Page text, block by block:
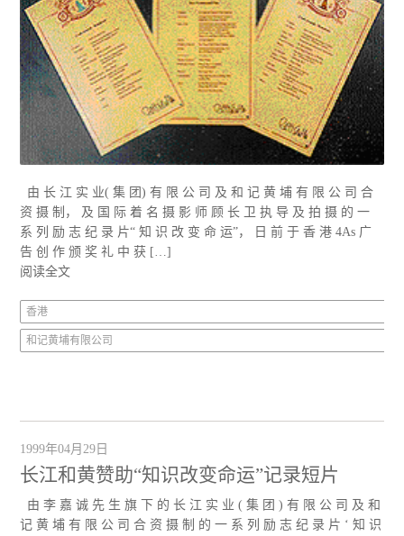
由 长 江 实 业( 集 团) 有 限 公 司 及 和 记 黄 埔 有 限 公 司 合
资 摄 制， 及 国 际 着 名 摄 影 师 顾 长 卫 执 导 及 拍 摄 的 一
系 列 励 志 纪 录 片“ 知 识 改 变 命 运”， 日 前 于 香 港 4As 广
告 创 作 颁 奖 礼 中 获 […]
阅读全文
香港
和记黄埔有限公司
1999年04月29日
长江和黄赞助“知识改变命运”记录短片
由 李 嘉 诚 先 生 旗 下 的 长 江 实 业 ( 集 团 ) 有 限 公 司 及 和
记 黄 埔 有 限 公 司 合 资 摄 制 的 一 系 列 励 志 纪 录 片 ‘ 知 识